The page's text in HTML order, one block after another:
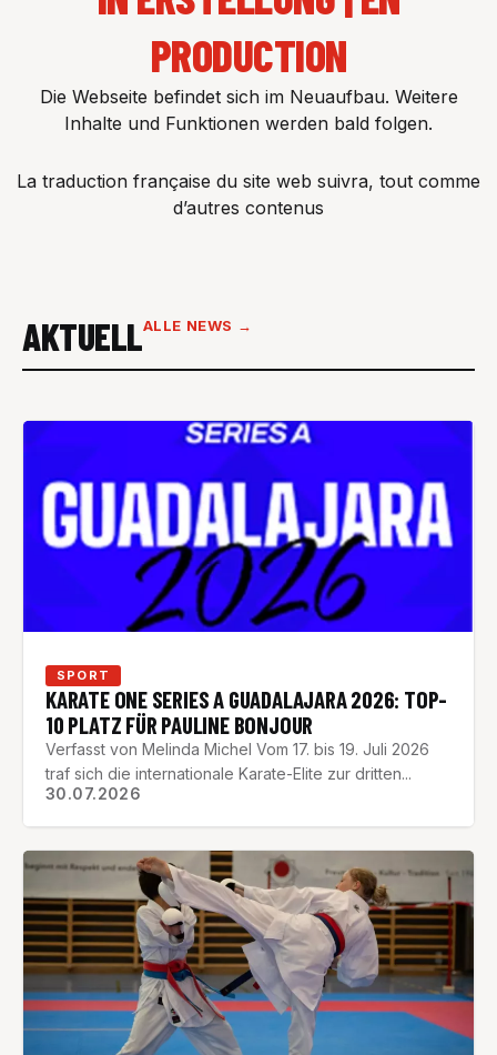
PRODUCTION
Die Webseite befindet sich im Neuaufbau. Weitere
Inhalte und Funktionen werden bald folgen.
La traduction française du site web suivra, tout comme
d’autres contenus
AKTUELLALLE NEWS →
SPORT
30.07.2026
KARATE ONE SERIES A GUADALAJARA 2026: TOP-
10 PLATZ FÜR PAULINE BONJOUR
Verfasst von Melinda Michel Vom 17. bis 19. Juli 2026
traf sich die internationale Karate-Elite zur dritten...